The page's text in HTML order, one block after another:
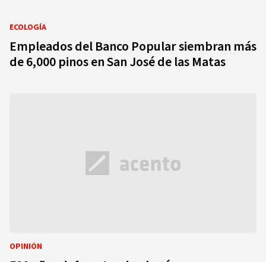
ECOLOGÍA
Empleados del Banco Popular siembran más
de 6,000 pinos en San José de las Matas
OPINIÓN